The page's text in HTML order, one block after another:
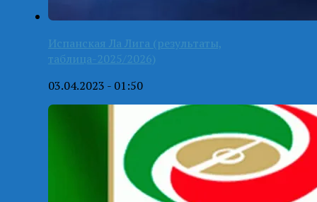
Испанская Ла Лига (результаты,
таблица-2025/2026)
03.04.2023 - 01:50